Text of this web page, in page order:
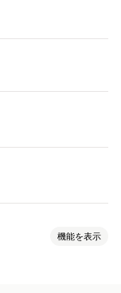
機能を表示